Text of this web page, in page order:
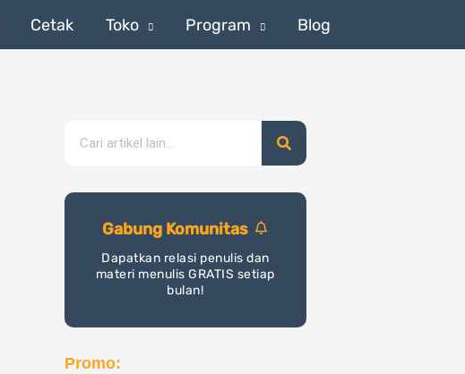
Cetak Toko Program Blog
Gabung Komunitas
Dapatkan relasi penulis dan
materi menulis GRATIS setiap
bulan!
Promo: